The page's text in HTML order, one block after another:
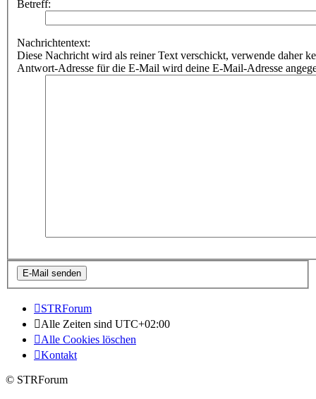
Betreff:
Nachrichtentext:
Diese Nachricht wird als reiner Text verschickt, verwende daher
Antwort-Adresse für die E-Mail wird deine E-Mail-Adresse
STRForum
Alle Zeiten sind UTC+02:00
Alle Cookies löschen
Kontakt
© STRForum